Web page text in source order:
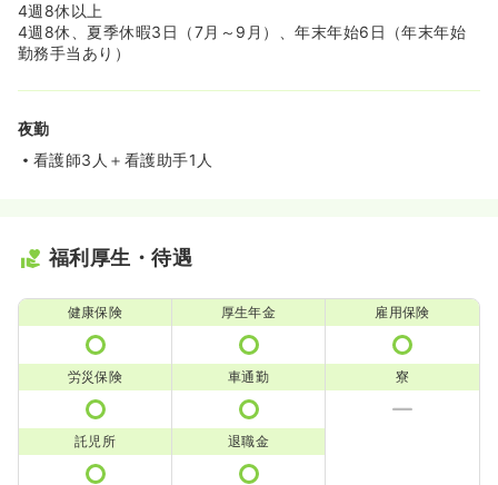
4週8休以上
4週8休、夏季休暇3日（7月～9月）、年末年始6日（年末年始
勤務手当あり）
夜勤
看護師3人＋看護助手1人
福利厚生・待遇
健康保険 厚生年金 雇用保険
労災保険 車通勤 寮
託児所 退職金